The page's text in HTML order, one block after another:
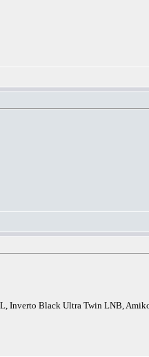
Inverto Black Ultra Twin LNB,